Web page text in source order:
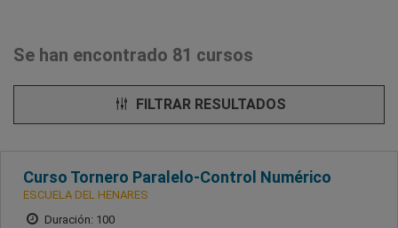
Se han encontrado 81 cursos
FILTRAR RESULTADOS
Curso Tornero Paralelo-Control Numérico
ESCUELA DEL HENARES
Duración: 100